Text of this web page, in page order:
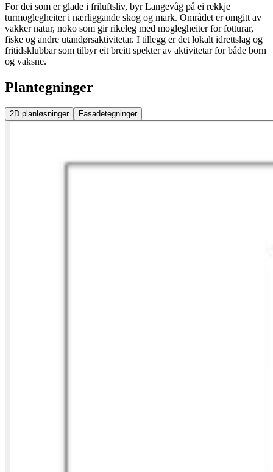
For dei som er glade i friluftsliv, byr Langevåg på ei rekkje
turmoglegheiter i nærliggande skog og mark. Området er omgitt av
vakker natur, noko som gir rikeleg med moglegheiter for fotturar,
fiske og andre utandørsaktivitetar. I tillegg er det lokalt idrettslag og
fritidsklubbar som tilbyr eit breitt spekter av aktivitetar for både born
og vaksne.
Plantegninger
2D planløsninger Fasadetegninger